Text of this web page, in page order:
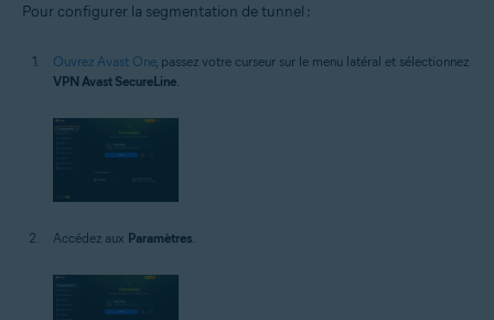
Pour configurer la segmentation de tunnel :
Ouvrez Avast One, passez votre curseur sur le menu latéral et sélectionnez
VPN Avast SecureLine
Accédez aux Paramètres